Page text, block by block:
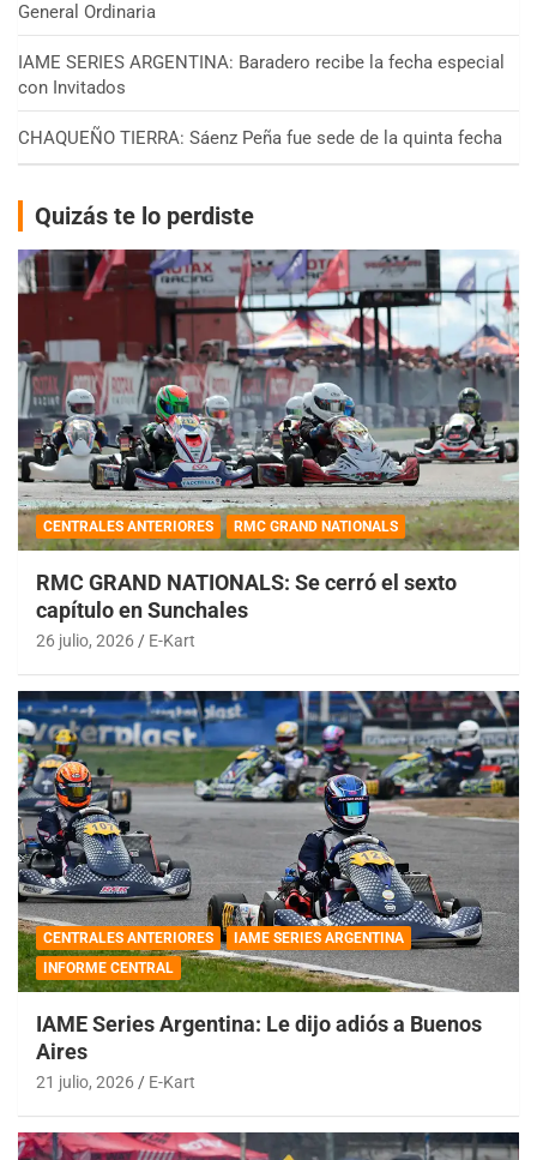
General Ordinaria
IAME SERIES ARGENTINA: Baradero recibe la fecha especial
con Invitados
CHAQUEÑO TIERRA: Sáenz Peña fue sede de la quinta fecha
Quizás te lo perdiste
CENTRALES ANTERIORES RMC GRAND NATIONALS
RMC GRAND NATIONALS: Se cerró el sexto
capítulo en Sunchales
26 julio, 2026 E-Kart
CENTRALES ANTERIORES
IAME SERIES ARGENTINA
INFORME CENTRAL
IAME Series Argentina: Le dijo adiós a Buenos
Aires
21 julio, 2026 E-Kart